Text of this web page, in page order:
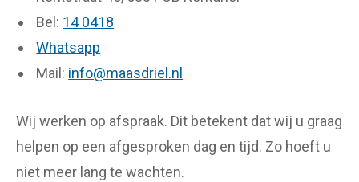
Bel: 14 0418
Whatsapp
Mail: info@maasdriel.nl
Wij werken op afspraak. Dit betekent dat wij u graag
helpen op een afgesproken dag en tijd. Zo hoeft u
niet meer lang te wachten.